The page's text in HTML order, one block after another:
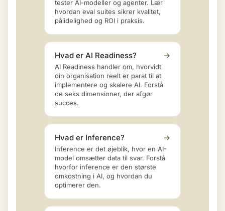
tester AI-modeller og agenter. Lær
hvordan eval suites sikrer kvalitet,
pålidelighed og ROI i praksis.
Hvad er AI Readiness? →
AI Readiness handler om, hvorvidt
din organisation reelt er parat til at
implementere og skalere AI. Forstå
de seks dimensioner, der afgør
succes.
Hvad er Inference? →
Inference er det øjeblik, hvor en AI-
model omsætter data til svar. Forstå
hvorfor inference er den største
omkostning i AI, og hvordan du
optimerer den.